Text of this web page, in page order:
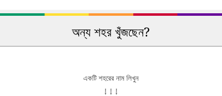
অন্য শহর খুঁজছেন?
একটি শহরের নাম লিখুন
↓ ↓ ↓